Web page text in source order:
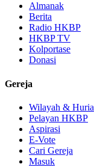
Almanak
Berita
Radio HKBP
HKBP TV
Kolportase
Donasi
Gereja
Wilayah & Huria
Pelayan HKBP
Aspirasi
E-Vote
Cari Gereja
Masuk